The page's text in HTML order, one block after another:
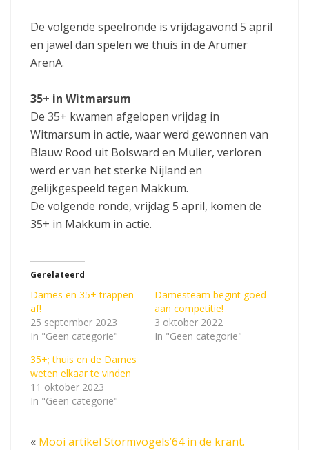
De volgende speelronde is vrijdagavond 5 april
en jawel dan spelen we thuis in de Arumer
ArenA.
35+ in Witmarsum
De 35+ kwamen afgelopen vrijdag in
Witmarsum in actie, waar werd gewonnen van
Blauw Rood uit Bolsward en Mulier, verloren
werd er van het sterke Nijland en
gelijkgespeeld tegen Makkum.
De volgende ronde, vrijdag 5 april, komen de
35+ in Makkum in actie.
Gerelateerd
Dames en 35+ trappen
af!
25 september 2023
In "Geen categorie"
Damesteam begint goed
aan competitie!
3 oktober 2022
In "Geen categorie"
35+; thuis en de Dames
weten elkaar te vinden
11 oktober 2023
In "Geen categorie"
« Mooi artikel Stormvogels’64 in de krant.